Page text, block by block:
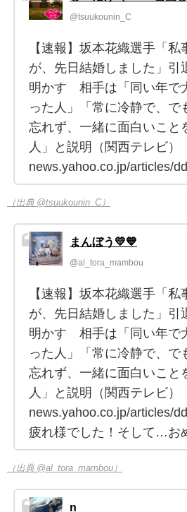
@tsuukounin_C
【速報】坂本花織選手「私
が、先日結婚しました」引
明かす 相手は「同い年で
った人」「常に冷静で、で
忘れず、一緒に面白いこと
人」と説明（関西テレビ）
news.yahoo.co.jp/articles/
（出典 @tsuukounin_C）
まんぼう💛💙
@al_tora_mambou
【速報】坂本花織選手「私
が、先日結婚しました」引
明かす 相手は「同い年で
った人」「常に冷静で、で
忘れず、一緒に面白いこと
人」と説明（関西テレビ）
news.yahoo.co.jp/articles/
疲れ様でした！そして…お
（出典 @al_tora_mambou）
n